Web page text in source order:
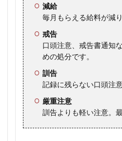
減給
毎月もらえる給料が減り
戒告
口頭注意、戒告書通知
めの処分です。
訓告
記録に残らない口頭注
厳重注意
訓告よりも軽い注意。